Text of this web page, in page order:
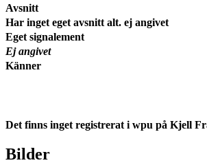
Avsnitt
Har inget eget avsnitt alt. ej angivet
Eget signalement
Ej angivet
Känner
Det finns inget registrerat i wpu på Kjell
Bilder